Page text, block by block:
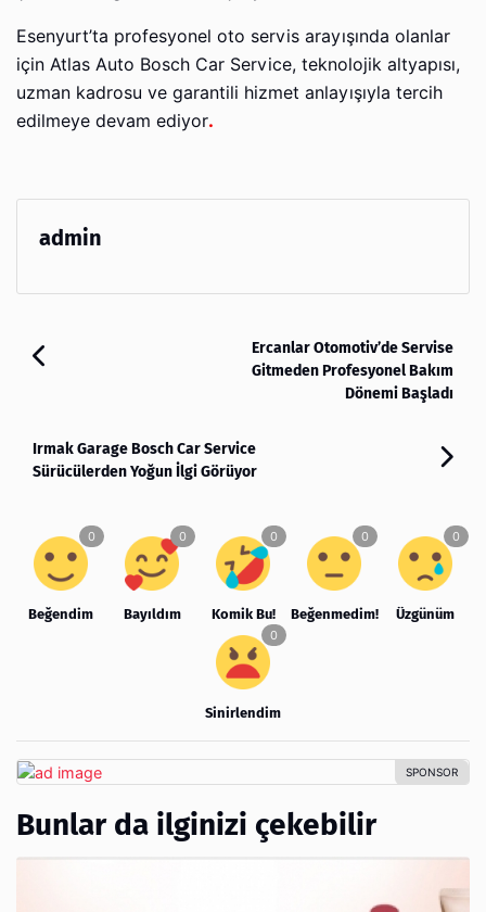
Esenyurt’ta profesyonel oto servis arayışında olanlar
için Atlas Auto Bosch Car Service, teknolojik altyapısı,
uzman kadrosu ve garantili hizmet anlayışıyla tercih
edilmeye devam ediyor.
admin
Ercanlar Otomotiv’de Servise
Gitmeden Profesyonel Bakım
Dönemi Başladı
Irmak Garage Bosch Car Service
Sürücülerden Yoğun İlgi Görüyor
Beğendim Bayıldım Komik Bu! Beğenmedim! Üzgünüm
Sinirlendim
Bunlar da ilginizi çekebilir